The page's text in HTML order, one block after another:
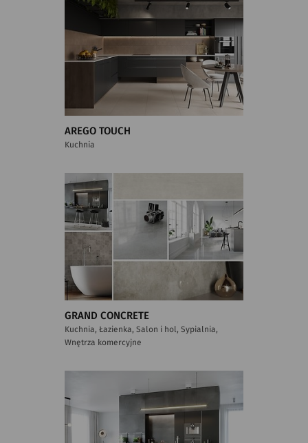
AREGO TOUCH
Kuchnia
GRAND CONCRETE
Kuchnia, Łazienka, Salon i hol, Sypialnia,
Wnętrza komercyjne